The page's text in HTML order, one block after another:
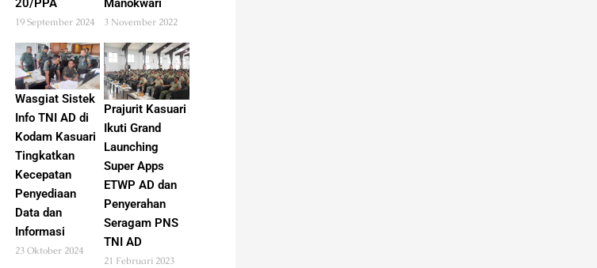
20/PPA
19 September 2024
Manokwari
3 November 2022
Wasgiat Sistek
Info TNI AD di
Kodam Kasuari
Tingkatkan
Kecepatan
Penyediaan
Data dan
Informasi
23 Oktober 2024
Prajurit Kasuari
Ikuti Grand
Launching
Super Apps
ETWP AD dan
Penyerahan
Seragam PNS
TNI AD
21 Februari 2023